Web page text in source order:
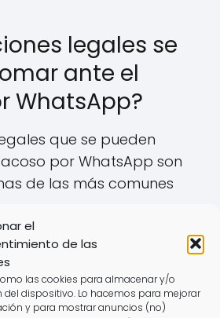
el
de las
las cookies para almacenar y/o
dispositivo. Lo hacemos para mejorar
y para mostrar anuncios (no)
legales se
ante el
WhatsApp?
que se pueden
por WhatsApp son
de las más comunes
una denuncia formal
competentes.
orden de protección si